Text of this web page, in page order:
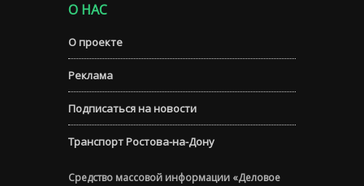
О НАС
О проекте
Реклама
Подписаться на новости
Транспорт Ростова-на-Дону
Средство массовой информации «Деловое